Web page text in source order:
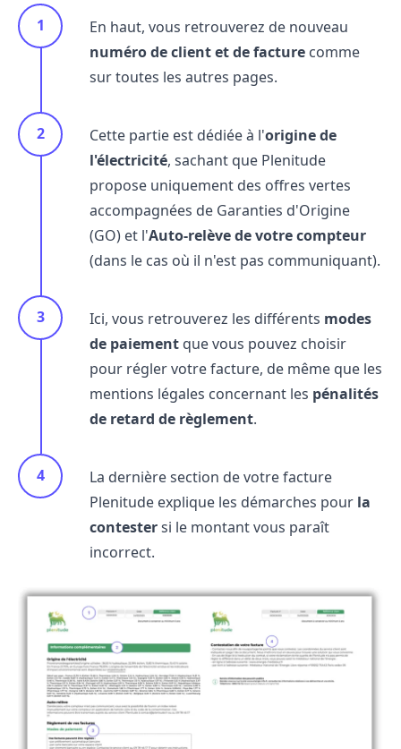
En haut, vous retrouverez de nouveau
numéro de client et de facture comme
sur toutes les autres pages.
Cette partie est dédiée à l'origine de
l'électricité, sachant que Plenitude
propose uniquement des offres vertes
accompagnées de Garanties d'Origine
(GO) et l'Auto-relève de votre compteur
(dans le cas où il n'est pas communiquant).
Ici, vous retrouverez les différents modes
de paiement que vous pouvez choisir
pour régler votre facture, de même que les
mentions légales concernant les pénalités
de retard de règlement.
La dernière section de votre facture
Plenitude explique les démarches pour la
contestersi le montant vous paraît
incorrect.